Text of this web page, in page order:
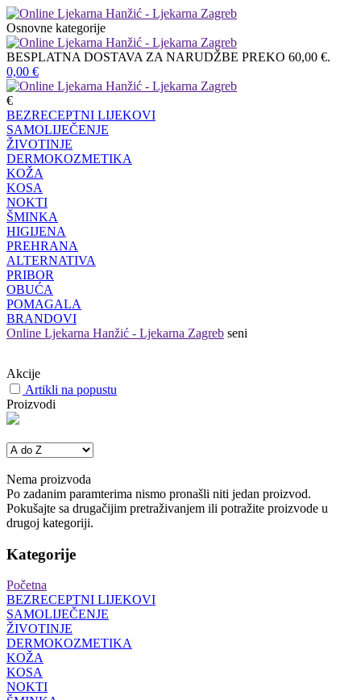
Osnovne kategorije
BESPLATNA DOSTAVA ZA NARUDŽBE PREKO 60,00 €.
0,00 €
€
BEZRECEPTNI LIJEKOVI
SAMOLIJEČENJE
ŽIVOTINJE
DERMOKOZMETIKA
KOŽA
KOSA
NOKTI
ŠMINKA
HIGIJENA
PREHRANA
ALTERNATIVA
PRIBOR
OBUĆA
POMAGALA
BRANDOVI
Online Ljekarna Hanžić - Ljekarna Zagreb seni
Akcije
Artikli na popustu
Proizvodi
Nema proizvoda
Po zadanim paramterima nismo pronašli niti jedan proizvod.
Pokušajte sa drugačijim pretraživanjem ili potražite proizvode u
drugoj kategoriji.
Kategorije
Početna
BEZRECEPTNI LIJEKOVI
SAMOLIJEČENJE
ŽIVOTINJE
DERMOKOZMETIKA
KOŽA
KOSA
NOKTI